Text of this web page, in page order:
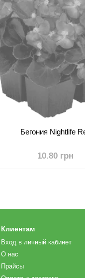
Бегония Nightlife
10.80 грн
Клиентам
Вход в личный кабинет
О нас
Прайсы